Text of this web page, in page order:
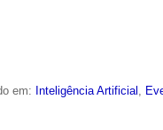
em: Inteligência Artificial